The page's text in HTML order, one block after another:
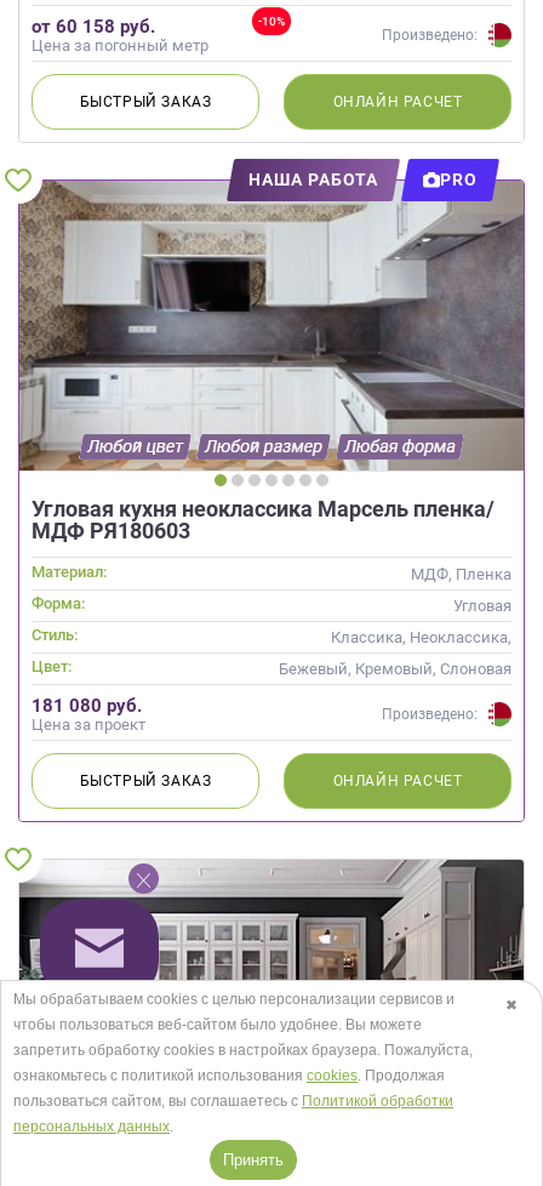
Слоновая кость
-10%
от 60 158 руб.
Цена за погонный метр
Произведено:
БЫСТРЫЙЗАКАЗ ОНЛАЙН РАСЧЕТ
НАША РАБОТА PRO
Угловая кухня неоклассика Марсель пленка/
МДФ РЯ180603
Материал:
МДФ, Пленка
Форма:
Угловая
Стиль:
Классика, Неоклассика,
Скандинавский
Цвет:
Бежевый, Кремовый, Слоновая
кость
181 080 руб.
Цена за проект
Произведено:
БЫСТРЫЙЗАКАЗ ОНЛАЙН РАСЧЕТ
✖
Мы обрабатываем cookies с целью персонализации сервисов и
чтобы пользоваться веб-сайтом было удобнее. Вы можете
запретить обработку сookies в настройках браузера. Пожалуйста,
ознакомьтесь с политикой использования cookies. Продолжая
пользоваться сайтом, вы соглашаетесь с Политикой обработки
персональных данных.
Принять